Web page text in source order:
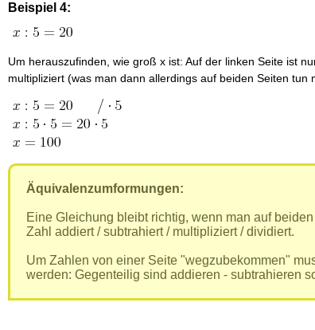
Beispiel 4:
Um herauszufinden, wie groß x ist: Auf der linken Seite ist
multipliziert (was man dann allerdings auf beiden Seiten tun
Äquivalenzumformungen:
Eine Gleichung bleibt richtig, wenn man auf
Zahl addiert / subtrahiert / multipliziert / dividiert.
Um Zahlen von einer Seite "wegzubekommen"
werden: Gegenteilig sind addieren - subtrahieren